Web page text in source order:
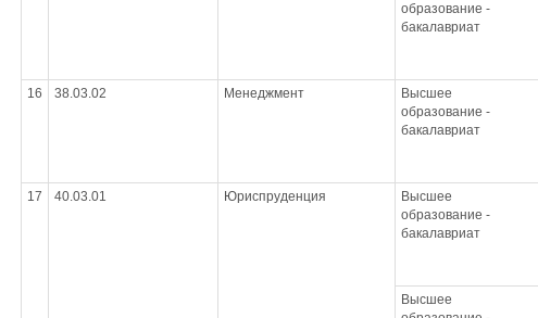
образование -
бакалавриат
16 38.03.02 Менеджмент
Высшее
образование -
бакалавриат
17 40.03.01 Юриспруденция
Высшее
образование -
бакалавриат
Высшее